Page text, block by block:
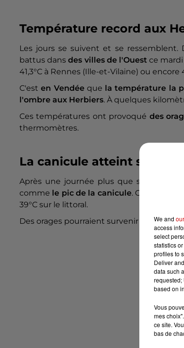
Température record aux
Les jours se suivent et se
battus dansdes villes de l'Ouestce mardi
41,3°C à Rennes (Ille-et-Vilaine) ou encore
C'est en Vendéeque la température la
l'ombre aux Herbiers. À quelques
Ces températures ont provoqué des
thermomètres.
La canicule atteint son
Après une journée plus que suffocante
comme le pic de la canicule. On attend
39°C sur le littoral.
Des orages pourraient survenir
We and
access
select
statistics
profiles to
Deliver
data such
requested;
based on
Vous
mes
ce site.
bas de